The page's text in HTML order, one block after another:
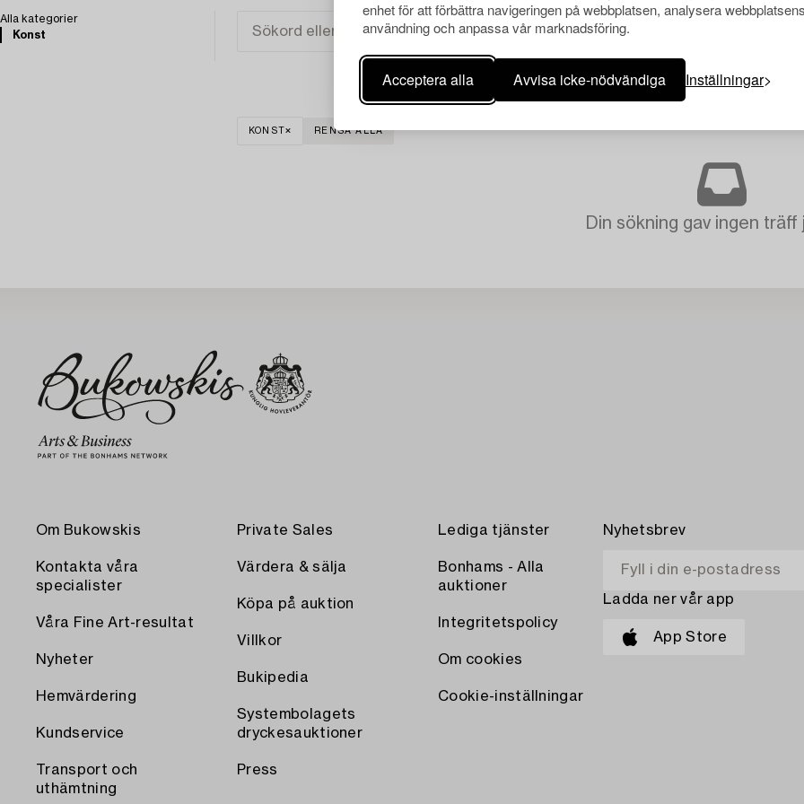
enhet för att förbättra navigeringen på webbplatsen, analysera
användning och anpassa vår marknadsföring.
Acceptera alla Avvisa icke-nödvändiga Inställningar
Alla kategorier
Konst
KONST RENSA ALLA
Din sökning gav ingen träff
Om Bukowskis
Kontakta våra
specialister
Våra Fine Art-resultat
Nyheter
Hemvärdering
Kundservice
Transport och
uthämtning
Private Sales
Värdera & sälja
Köpa på auktion
Villkor
Bukipedia
Systembolagets
dryckesauktioner
Press
Lediga tjänster
Bonhams - Alla
auktioner
Integritetspolicy
Om cookies
Cookie-inställningar
Nyhetsbrev
Ladda ner vår app
App Store